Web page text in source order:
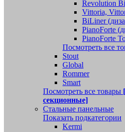
Revolution
Vittoria,
BiLiner
PianoForte
PianoForte
Посмотреть все
Stout
Global
Rommer
Smart
Посмотреть все товары
секционные]
Стальные панельные
Показать подкатегории
Kermi